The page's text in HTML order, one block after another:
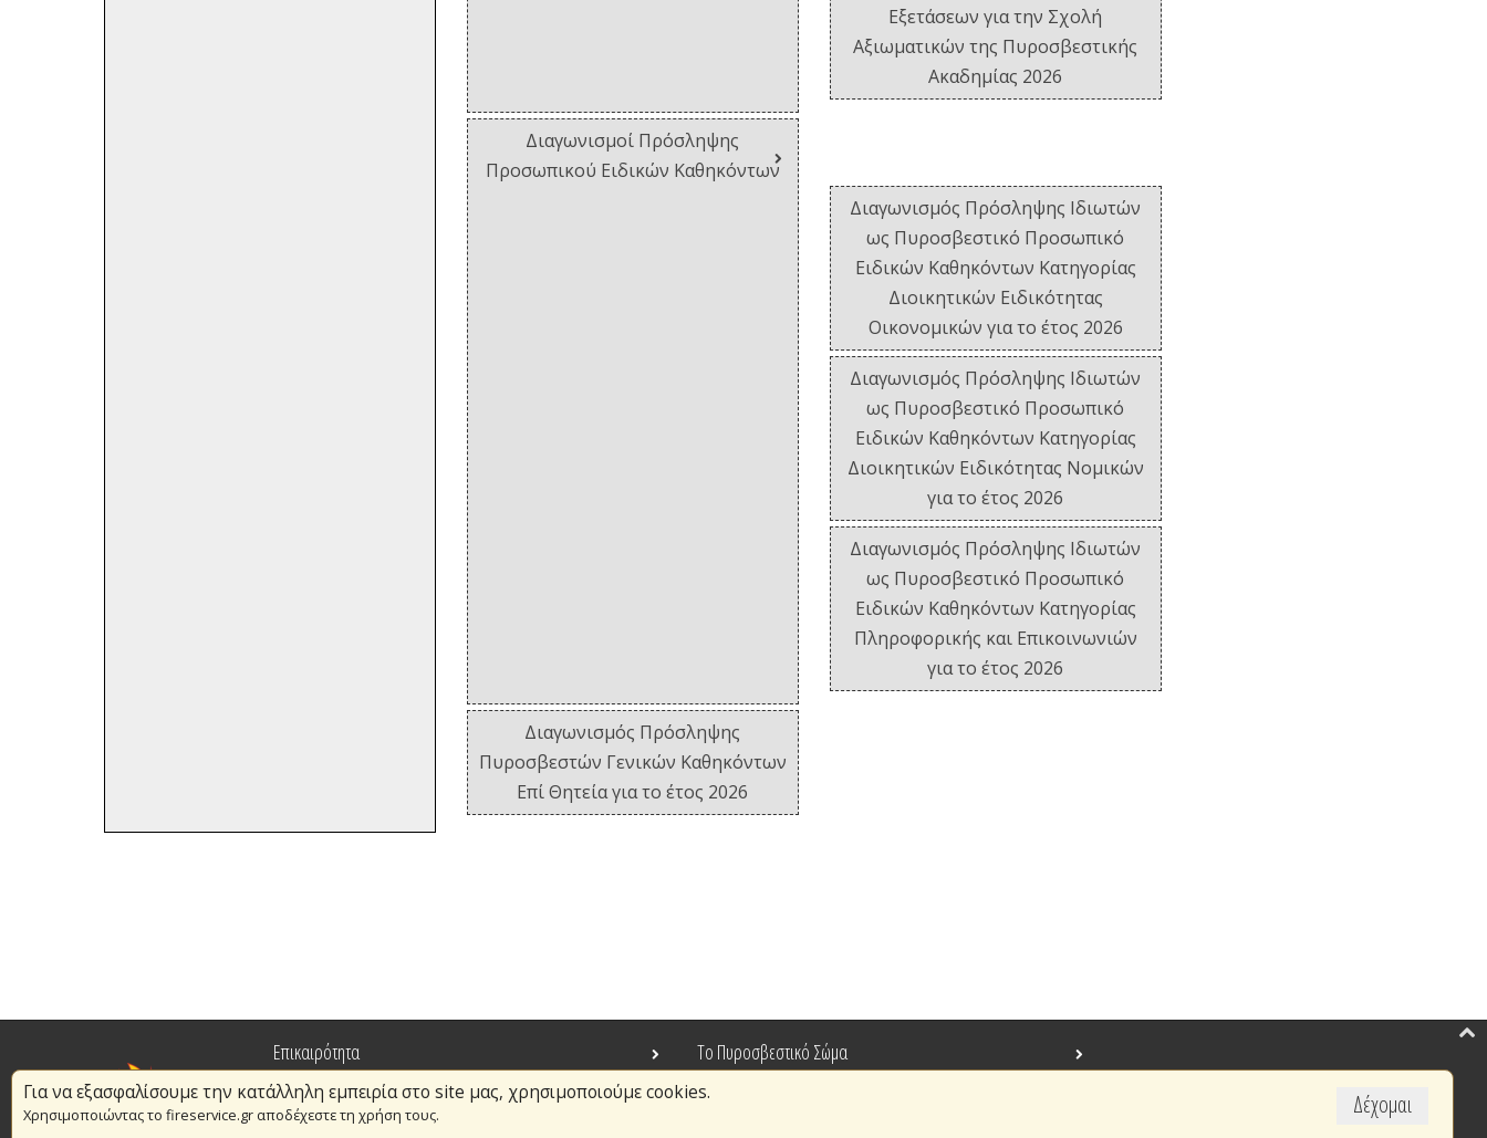
Εξετάσεων για την Σχολή
Αξιωματικών της Πυροσβεστικής
Ακαδημίας 2026
Διαγωνισμοί Πρόσληψης
Προσωπικού Ειδικών Καθηκόντων
Διαγωνισμός Πρόσληψης Ιδιωτών
ως Πυροσβεστικό Προσωπικό
Ειδικών Καθηκόντων Κατηγορίας
Διοικητικών Ειδικότητας
Οικονομικών για το έτος 2026
Διαγωνισμός Πρόσληψης Ιδιωτών
ως Πυροσβεστικό Προσωπικό
Ειδικών Καθηκόντων Κατηγορίας
Διοικητικών Ειδικότητας Νομικών
για το έτος 2026
Διαγωνισμός Πρόσληψης Ιδιωτών
ως Πυροσβεστικό Προσωπικό
Ειδικών Καθηκόντων Κατηγορίας
Πληροφορικής και Επικοινωνιών
για το έτος 2026
Διαγωνισμός Πρόσληψης
Πυροσβεστών Γενικών Καθηκόντων
Επί Θητεία για το έτος 2026
Δέχομαι
Για να εξασφαλίσουμε την κατάλληλη εμπειρία στο site μας, χρησιμοποιούμε cookies.
Χρησιμοποιώντας το fireservice.gr αποδέχεστε τη χρήση τους.
Επικαιρότητα
Το Πυροσβεστικό Σώμα
Πυρασφάλεια
Τράπεζα Ιδεών